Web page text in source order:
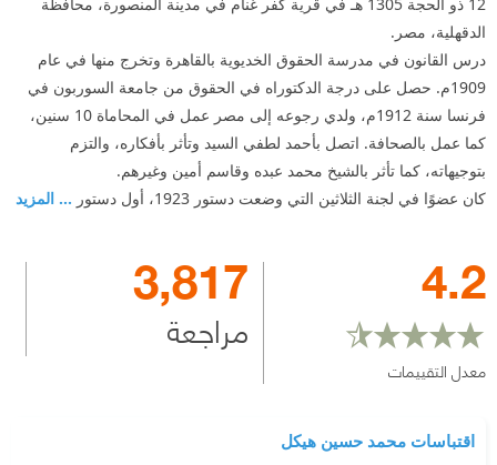
12 ذو الحجة 1305 هـ في قرية كفر غنام في مدينة المنصورة، محافظة
الدقهلية، مصر.
درس القانون في مدرسة الحقوق الخديوية بالقاهرة وتخرج منها في عام
1909م. حصل على درجة الدكتوراه في الحقوق من جامعة السوربون في
فرنسا سنة 1912م، ولدي رجوعه إلى مصر عمل في المحاماة 10 سنين،
كما عمل بالصحافة. اتصل بأحمد لطفي السيد وتأثر بأفكاره، والتزم
بتوجيهاته، كما تأثر بالشيخ محمد عبده وقاسم أمين وغيرهم.
كان عضوًا في لجنة الثلاثين التي وضعت دستور 1923، أول دستور
... المزيد
4.2
معدل التقييمات
3,817
مراجعة
اقتباسات محمد حسين هيكل